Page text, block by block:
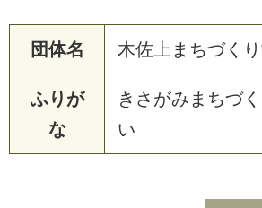
団体名 木佐上まちづく
ふりが
な
きさがみまちづ
い